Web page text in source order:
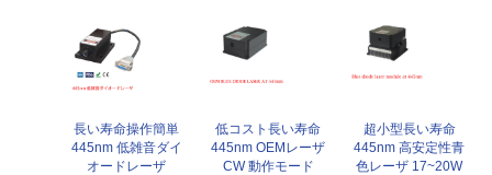
長い寿命操作簡単
445nm 低雑音ダイ
オードレーザ
低コスト長い寿命
445nm OEMレーザ
CW 動作モード
超小型長い寿命
445nm 高安定性青
色レーザ 17~20W